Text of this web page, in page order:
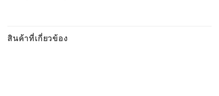
สินค้าที่เกี่ยวข้อง